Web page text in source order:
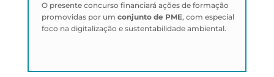
O presente concurso financiará ações de formação
promovidas por um conjunto de PME, com especial
foco na digitalização e sustentabilidade ambiental.